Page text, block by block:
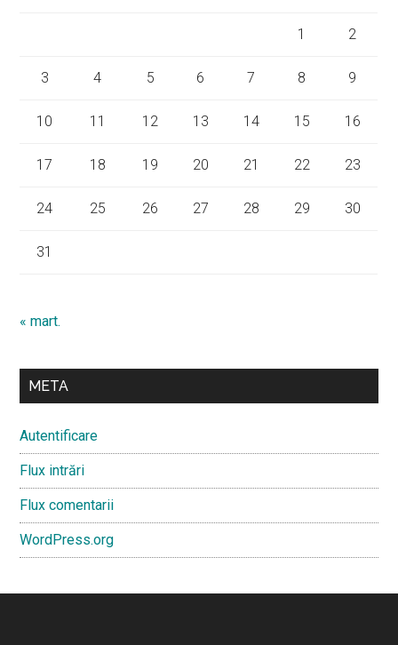
1 2
3 4 5 6 7 8 9
10 11 12 13 14 15 16
17 18 19 20 21 22 23
24 25 26 27 28 29 30
31
« mart.
META
Autentificare
Flux intrări
Flux comentarii
WordPress.org